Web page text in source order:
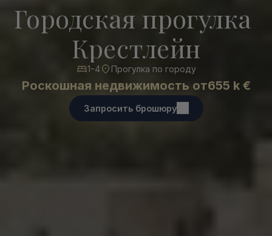
Городская прогулка
Крестлейн
1-4 Прогулка по городу
Роскошная недвижимость от655 k €
Запросить брошюру